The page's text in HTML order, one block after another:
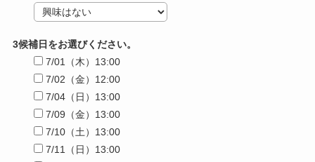
3候補日をお選びください。
7/01（木）13:00
7/02（金）12:00
7/04（日）13:00
7/09（金）13:00
7/10（土）13:00
7/11（日）13:00